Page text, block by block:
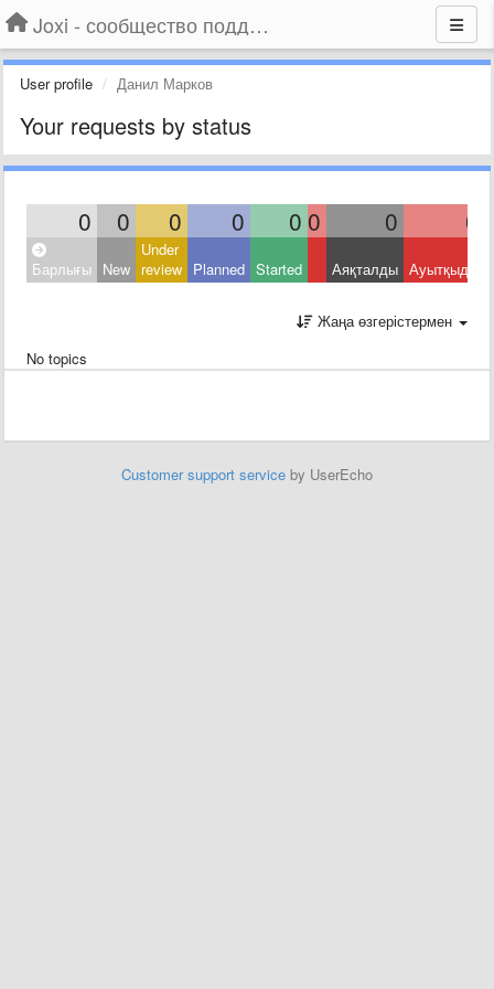
Joxi - сообщество поддержки
User profile Данил Марков
Your requests by status
0 0 0 0 0 0 0 0
Барлығы New
Under
review Planned Started Аяқталды Ауытқыды
Жаңа өзгерістермен
No topics
Customer support service by UserEcho